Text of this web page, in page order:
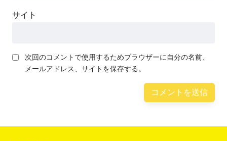
サイト
次回のコメントで使用するためブラウザーに自分の名前、
メールアドレス、サイトを保存する。